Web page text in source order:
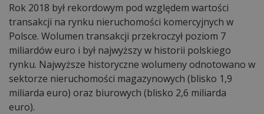
Rok 2018 był rekordowym pod względem wartości
transakcji na rynku nieruchomości komercyjnych w
Polsce. Wolumen transakcji przekroczył poziom 7
miliardów euro i był najwyższy w historii polskiego
rynku. Najwyższe historyczne wolumeny odnotowano w
sektorze nieruchomości magazynowych (blisko 1,9
miliarda euro) oraz biurowych (blisko 2,6 miliarda
euro).